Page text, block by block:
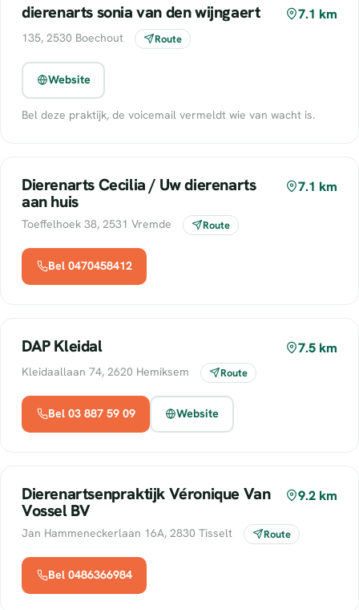
dierenarts sonia van den wijngaert 7.1 km
135, 2530 Boechout Route
Website
Bel deze praktijk, de voicemail vermeldt wie van wacht is.
Dierenarts Cecilia / Uw dierenarts
aan huis
7.1 km
Toeffelhoek 38, 2531 Vremde Route
Bel 0470458412
DAP Kleidal 7.5 km
Kleidaallaan 74, 2620 Hemiksem Route
Bel 03 887 59 09 Website
Dierenartsenpraktijk Véronique Van
Vossel BV
9.2 km
Jan Hammeneckerlaan 16A, 2830 Tisselt Route
Bel 0486366984